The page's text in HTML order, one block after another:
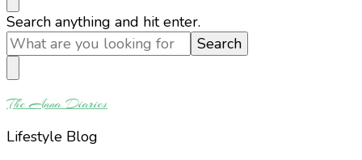
Looking
for
Something?
Search anything and hit enter.
The Anna Diaries
Lifestyle Blog